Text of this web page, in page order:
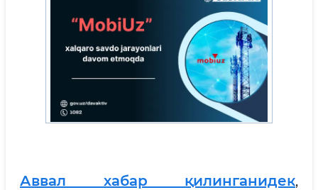
Аввал хабар қилинганидек,